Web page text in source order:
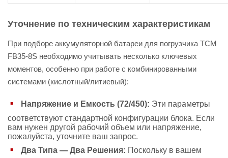
Уточнение по техническим характеристикам
При подборе аккумуляторной батареи для погрузчика ТСМ
FB35-8S необходимо учитывать несколько ключевых
моментов, особенно при работе с комбинированными
системами (кислотный/литиевый):
Напряжение и Емкость (72/450): Эти параметры
соответствуют стандартной конфигурации блока. Если
вам нужен другой рабочий объем или напряжение,
пожалуйста, уточните ваш запрос.
Два Типа — Два Решения: Поскольку в вашем